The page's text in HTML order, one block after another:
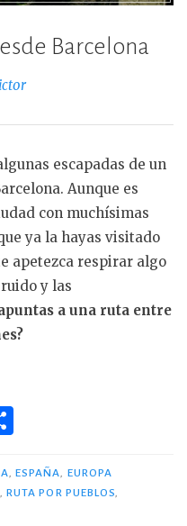
Barcelona
escapadas de un
Aunque es
con muchísimas
ya la hayas visitado
apetezca respirar algo
y las
a una ruta entre
m
p
ESPAÑA
EUROPA
RUTA POR PUEBLOS